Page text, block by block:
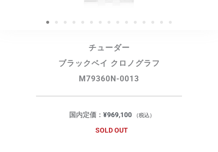
チューダー
ブラックベイ クロノグラフ
M79360N-0013
国内定価： ¥969,100 （税込）
SOLD OUT